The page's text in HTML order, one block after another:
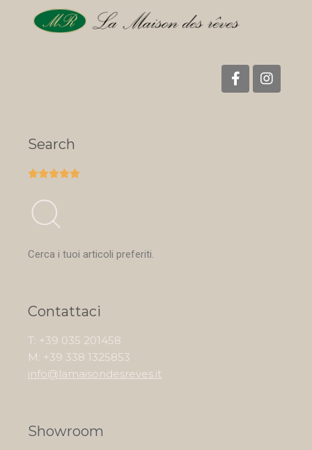
Search

Cerca i tuoi articoli preferiti.
Contattaci
T: +39 035 201458
M: +39 338 1325853
info@lamaisondesreves.it
Showroom